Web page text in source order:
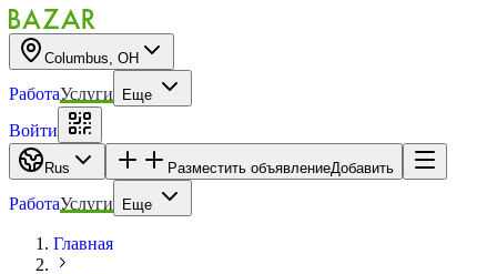
Columbus, OH
РаботаУслуги Еще
Войти
Rus Разместить объявлениеДобавить
РаботаУслуги Еще
Главная